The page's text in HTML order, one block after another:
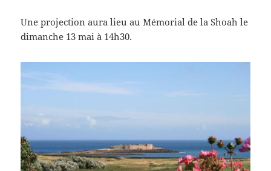
Une projection aura lieu au Mémorial de la Shoah le
dimanche 13 mai à 14h30.